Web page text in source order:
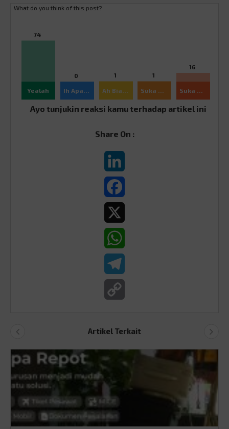
What do you think of this post?
74
Yealah
0 1 1
16
Ayo tunjukin reaksi kamu terhadap artikel ini
Share On :
Artikel Terkait